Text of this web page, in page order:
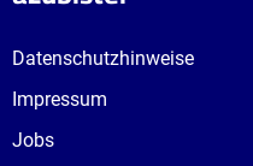
Datenschutzhinweise
Impressum
Jobs